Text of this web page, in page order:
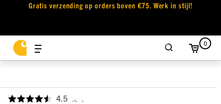
Gratis verzending op orders boven €75. Werk in stijl!
0
4.5 ,